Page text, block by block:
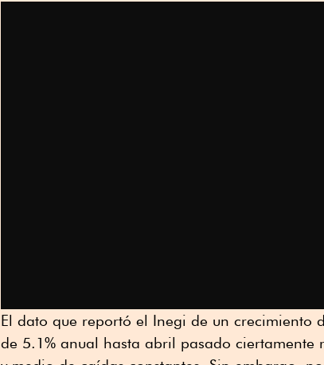
El dato que reportó el Inegi de un crecimiento
de 5.1% anual hasta abril pasado ciertamente